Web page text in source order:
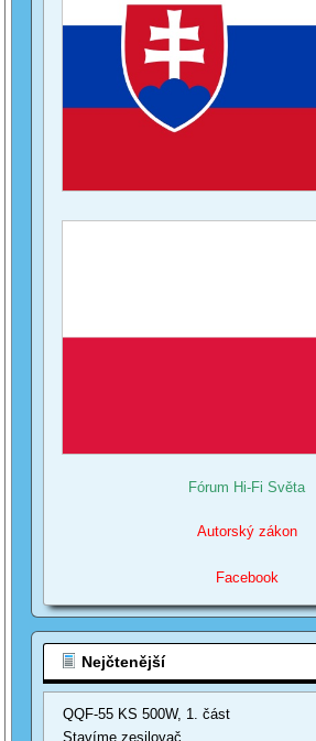
Fórum Hi-Fi Světa
Autorský zákon
Facebook
Nejčtenější
QQF-55 KS 500W, 1. část
Stavíme zesilovač